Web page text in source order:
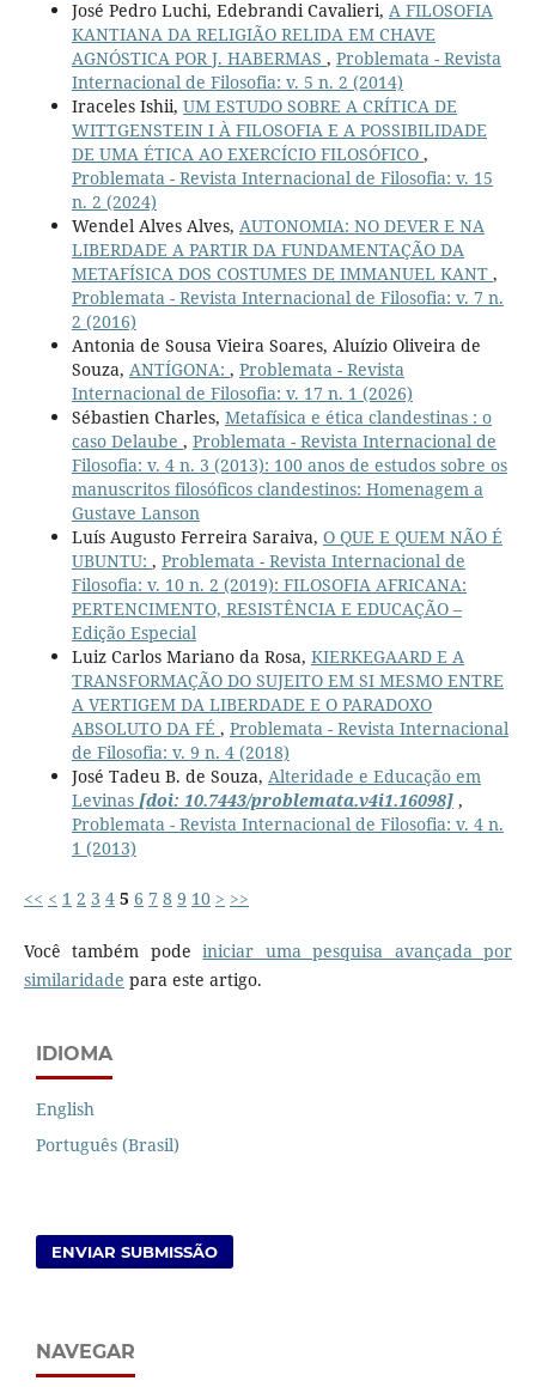
José Pedro Luchi, Edebrandi Cavalieri, A FILOSOFIA
KANTIANA DA RELIGIÃO RELIDA EM CHAVE
AGNÓSTICA POR J. HABERMAS , Problemata - Revista
Internacional de Filosofia: v. 5 n. 2 (2014)
Iraceles Ishii, UM ESTUDO SOBRE A CRÍTICA DE
WITTGENSTEIN I À FILOSOFIA E A POSSIBILIDADE
DE UMA ÉTICA AO EXERCÍCIO FILOSÓFICO ,
Problemata - Revista Internacional de Filosofia: v. 15
n. 2 (2024)
Wendel Alves Alves, AUTONOMIA: NO DEVER E NA
LIBERDADE A PARTIR DA FUNDAMENTAÇÃO DA
METAFÍSICA DOS COSTUMES DE IMMANUEL KANT ,
Problemata - Revista Internacional de Filosofia: v. 7 n.
2 (2016)
Antonia de Sousa Vieira Soares, Aluízio Oliveira de
Souza, ANTÍGONA: , Problemata - Revista
Internacional de Filosofia: v. 17 n. 1 (2026)
Sébastien Charles, Metafísica e ética clandestinas : o
caso Delaube , Problemata - Revista Internacional de
Filosofia: v. 4 n. 3 (2013): 100 anos de estudos sobre os
manuscritos filosóficos clandestinos: Homenagem a
Gustave Lanson
Luís Augusto Ferreira Saraiva, O QUE E QUEM NÃO É
UBUNTU: , Problemata - Revista Internacional de
Filosofia: v. 10 n. 2 (2019): FILOSOFIA AFRICANA:
PERTENCIMENTO, RESISTÊNCIA E EDUCAÇÃO –
Edição Especial
Luiz Carlos Mariano da Rosa, KIERKEGAARD E A
TRANSFORMAÇÃO DO SUJEITO EM SI MESMO ENTRE
A VERTIGEM DA LIBERDADE E O PARADOXO
ABSOLUTO DA FÉ , Problemata - Revista Internacional
de Filosofia: v. 9 n. 4 (2018)
José Tadeu B. de Souza, Alteridade e Educação em
Levinas [doi: 10.7443/problemata.v4i1.16098],
Problemata - Revista Internacional de Filosofia: v. 4 n.
1 (2013)
<< < 1 2 3 4 5 6 7 8 9 10 > >>
Você também podeiniciar uma pesquisa avançada por
similaridade para este artigo.
IDIOMA
English
Português (Brasil)
ENVIAR SUBMISSÃO
NAVEGAR